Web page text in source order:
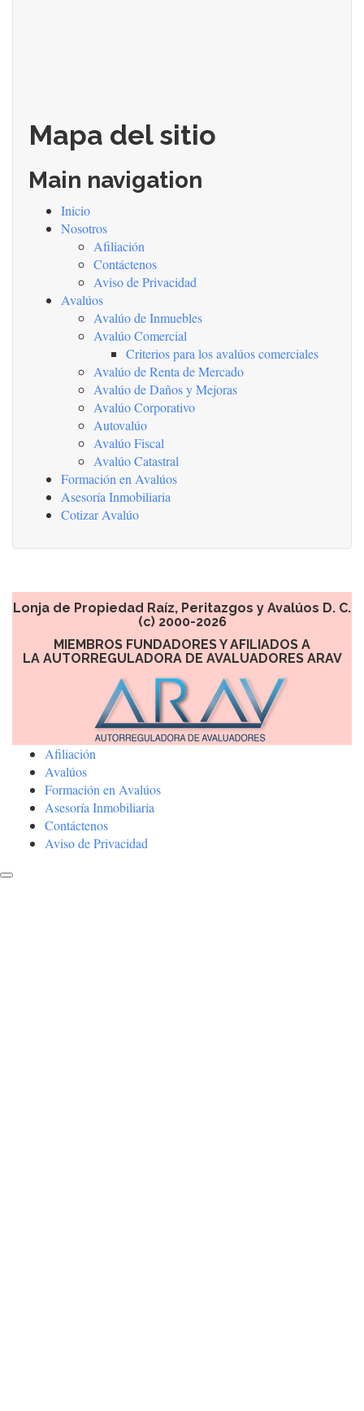
Mapa del sitio
Main navigation
Inicio
Nosotros
Afiliación
Contáctenos
Aviso de Privacidad
Avalúos
Avalúo de Inmuebles
Avalúo Comercial
Criterios para los avalúos comerciales
Avalúo de Renta de Mercado
Avalúo de Daños y Mejoras
Avalúo Corporativo
Autovalúo
Avalúo Fiscal
Avalúo Catastral
Formación en Avalúos
Asesoría Inmobiliaria
Cotizar Avalúo
Lonja de Propiedad Raíz, Peritazgos y Avalúos D. C.
(c) 2000-2026
MIEMBROS FUNDADORES Y AFILIADOS A
LA AUTORREGULADORA DE AVALUADORES ARAV
Afiliación
Avalúos
Formación en Avalúos
Asesoría Inmobiliaria
Contáctenos
Aviso de Privacidad